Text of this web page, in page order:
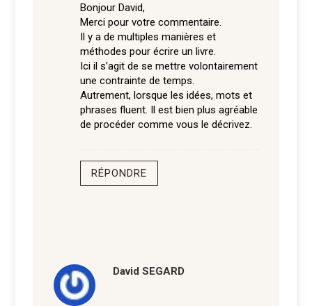
Bonjour David,
Merci pour votre commentaire.
Il y a de multiples manières et
méthodes pour écrire un livre.
Ici il s’agit de se mettre volontairement
une contrainte de temps.
Autrement, lorsque les idées, mots et
phrases fluent. Il est bien plus agréable
de procéder comme vous le décrivez.
RÉPONDRE
David SEGARD